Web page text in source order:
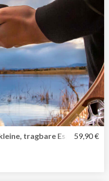
tragbare 59,90 €